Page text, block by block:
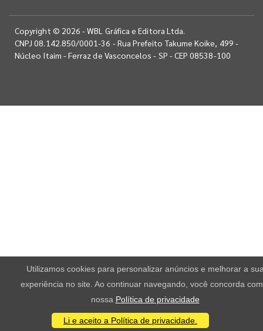
Copyright © 2026 - WBL Gráfica e Editora Ltda.
CNPJ 08.142.850/0001-36 - Rua Prefeito Takume Koike, 499 -
Núcleo Itaim - Ferraz de Vasconcelos - SP - CEP 08538-100
Utilizamos cookies para personalizar anúncios e melhorar a
experiência no site. Ao continuar navegando, você concorda
nossa Política de privacidade
Li e aceito a Política de privacidade.